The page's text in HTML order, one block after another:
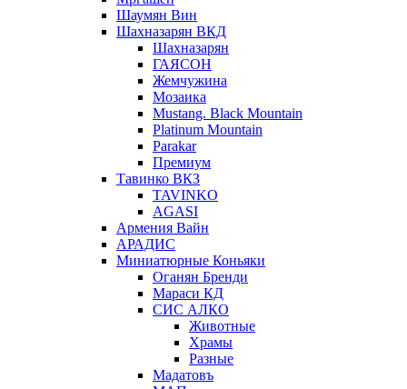
Шаумян Вин
Шахназарян ВКД
Шахназарян
ГАЯСОН
Жемчужина
Мозаика
Mustang. Black Mountain
Platinum Mountain
Parakar
Премиум
Тавинко ВКЗ
TAVINKO
AGASI
Армения Вайн
АРАДИС
Миниатюрные Коньяки
Оганян Бренди
Мараси КД
СИС АЛКО
Животные
Храмы
Разные
Мадатовъ